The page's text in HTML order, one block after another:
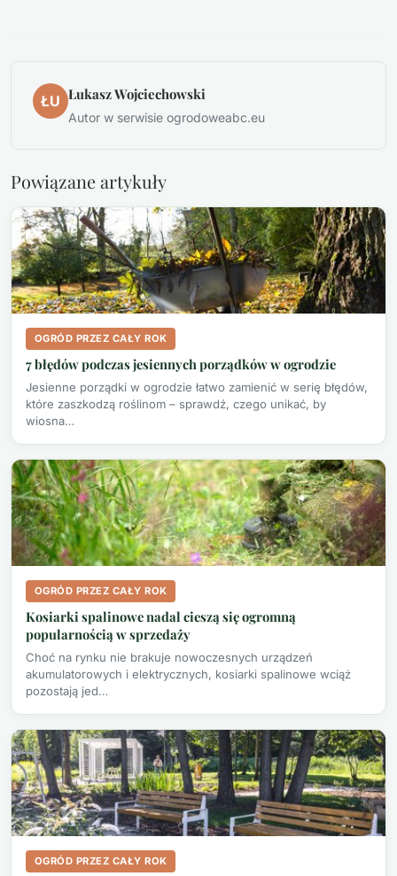
ŁU Łukasz Wojciechowski
Autor w serwisie ogrodoweabc.eu
Powiązane artykuły
OGRÓD PRZEZ CAŁY ROK
7 błędów podczas jesiennych porządków w ogrodzie
Jesienne porządki w ogrodzie łatwo zamienić w serię błędów,
które zaszkodzą roślinom – sprawdź, czego unikać, by
wiosna…
OGRÓD PRZEZ CAŁY ROK
Kosiarki spalinowe nadal cieszą się ogromną
popularnością w sprzedaży
Choć na rynku nie brakuje nowoczesnych urządzeń
akumulatorowych i elektrycznych, kosiarki spalinowe wciąż
pozostają jed…
OGRÓD PRZEZ CAŁY ROK